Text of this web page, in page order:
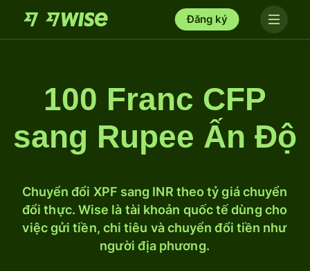
Đăng ký
100 Franc CFP
sang Rupee Ấn Độ
Chuyển đổi XPF sang INR theo tỷ giá chuyển
đổi thực. Wise là tài khoản quốc tế dùng cho
việc gửi tiền, chi tiêu và chuyển đổi tiền như
người địa phương.